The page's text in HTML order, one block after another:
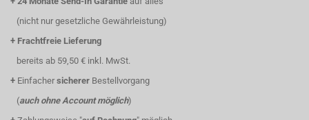
(nicht nur gesetzliche Gewährleistung)
+ Frachtfreie Lieferung
bereits ab 59,50 € inkl. MwSt.
+ Einfacher sicherer Bestellvorgang
(auch ohne Account möglich)